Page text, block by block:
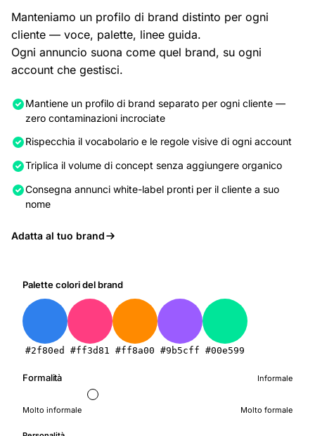
Manteniamo un profilo di brand distinto per ogni
cliente — voce, palette, linee guida.
Ogni annuncio suona come quel brand, su ogni
account che gestisci.
Mantiene un profilo di brand separato per ogni cliente —
zero contaminazioni incrociate
Rispecchia il vocabolario e le regole visive di ogni account
Triplica il volume di concept senza aggiungere organico
Consegna annunci white-label pronti per il cliente a suo
nome
Adatta al tuo brand
Palette colori del brand
#2f80ed #ff3d81 #ff8a00 #9b5cff #00e599
Formalità Informale
Molto informale Molto formale